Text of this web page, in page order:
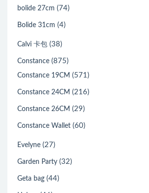
bolide 27cm (74)
Bolide 31cm (4)
Calvi 卡包 (38)
Constance (875)
Constance 19CM (571)
Constance 24CM (216)
Constance 26CM (29)
Constance Wallet (60)
Evelyne (27)
Garden Party (32)
Geta bag (44)